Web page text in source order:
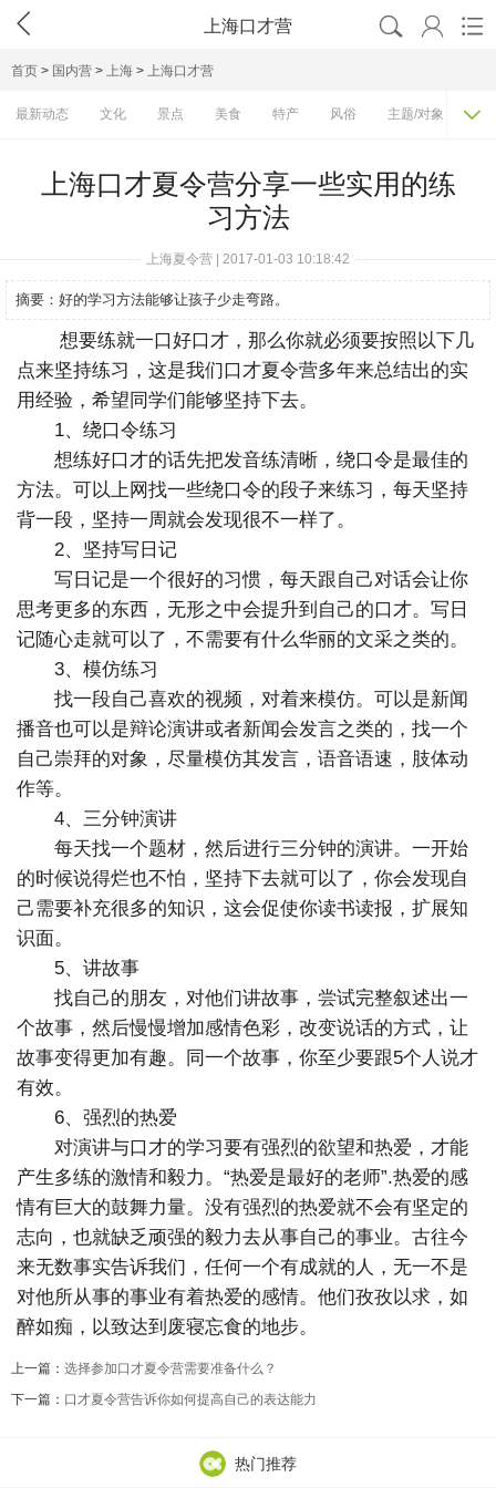
 上海口才营   
首页 > 国内营 > 上海 > 上海口才营
最新动态 文化 景点 美食 特产 风俗 主题/对象 费

上海口才夏令营分享一些实用的练
习方法
上海夏令营 | 2017-01-03 10:18:42
摘要： 好的学习方法能够让孩子少走弯路。
想要练就一口好口才，那么你就必须要按照以下几
点来坚持练习，这是我们口才夏令营多年来总结出的实
用经验，希望同学们能够坚持下去。
1、绕口令练习
想练好口才的话先把发音练清晰，绕口令是最佳的
方法。可以上网找一些绕口令的段子来练习，每天坚持
背一段，坚持一周就会发现很不一样了。
2、坚持写日记
写日记是一个很好的习惯，每天跟自己对话会让你
思考更多的东西，无形之中会提升到自己的口才。写日
记随心走就可以了，不需要有什么华丽的文采之类的。
3、模仿练习
找一段自己喜欢的视频，对着来模仿。可以是新闻
播音也可以是辩论演讲或者新闻会发言之类的，找一个
自己崇拜的对象，尽量模仿其发言，语音语速，肢体动
作等。
4、三分钟演讲
每天找一个题材，然后进行三分钟的演讲。一开始
的时候说得烂也不怕，坚持下去就可以了，你会发现自
己需要补充很多的知识，这会促使你读书读报，扩展知
识面。
5、讲故事
找自己的朋友，对他们讲故事，尝试完整叙述出一
个故事，然后慢慢增加感情色彩，改变说话的方式，让
故事变得更加有趣。同一个故事，你至少要跟5个人说才
有效。
6、强烈的热爱
对演讲与口才的学习要有强烈的欲望和热爱，才能
产生多练的激情和毅力。“热爱是最好的老师”.热爱的感
情有巨大的鼓舞力量。没有强烈的热爱就不会有坚定的
志向，也就缺乏顽强的毅力去从事自己的事业。古往今
来无数事实告诉我们，任何一个有成就的人，无一不是
对他所从事的事业有着热爱的感情。他们孜孜以求，如
醉如痴，以致达到废寝忘食的地步。
上一篇： 选择参加口才夏令营需要准备什么？
下一篇： 口才夏令营告诉你如何提高自己的表达能力
热门推荐